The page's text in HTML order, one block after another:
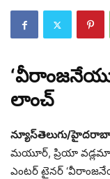
లాంచ్
న్యూస్‌తెలుగు/
మయూర్‌, ప్రియా
ఎంటర్ టైనర్